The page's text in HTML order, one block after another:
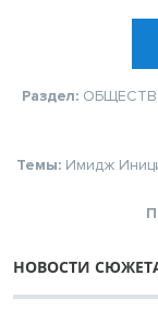
Раздел:
Темы: Имидж
НОВОСТИ